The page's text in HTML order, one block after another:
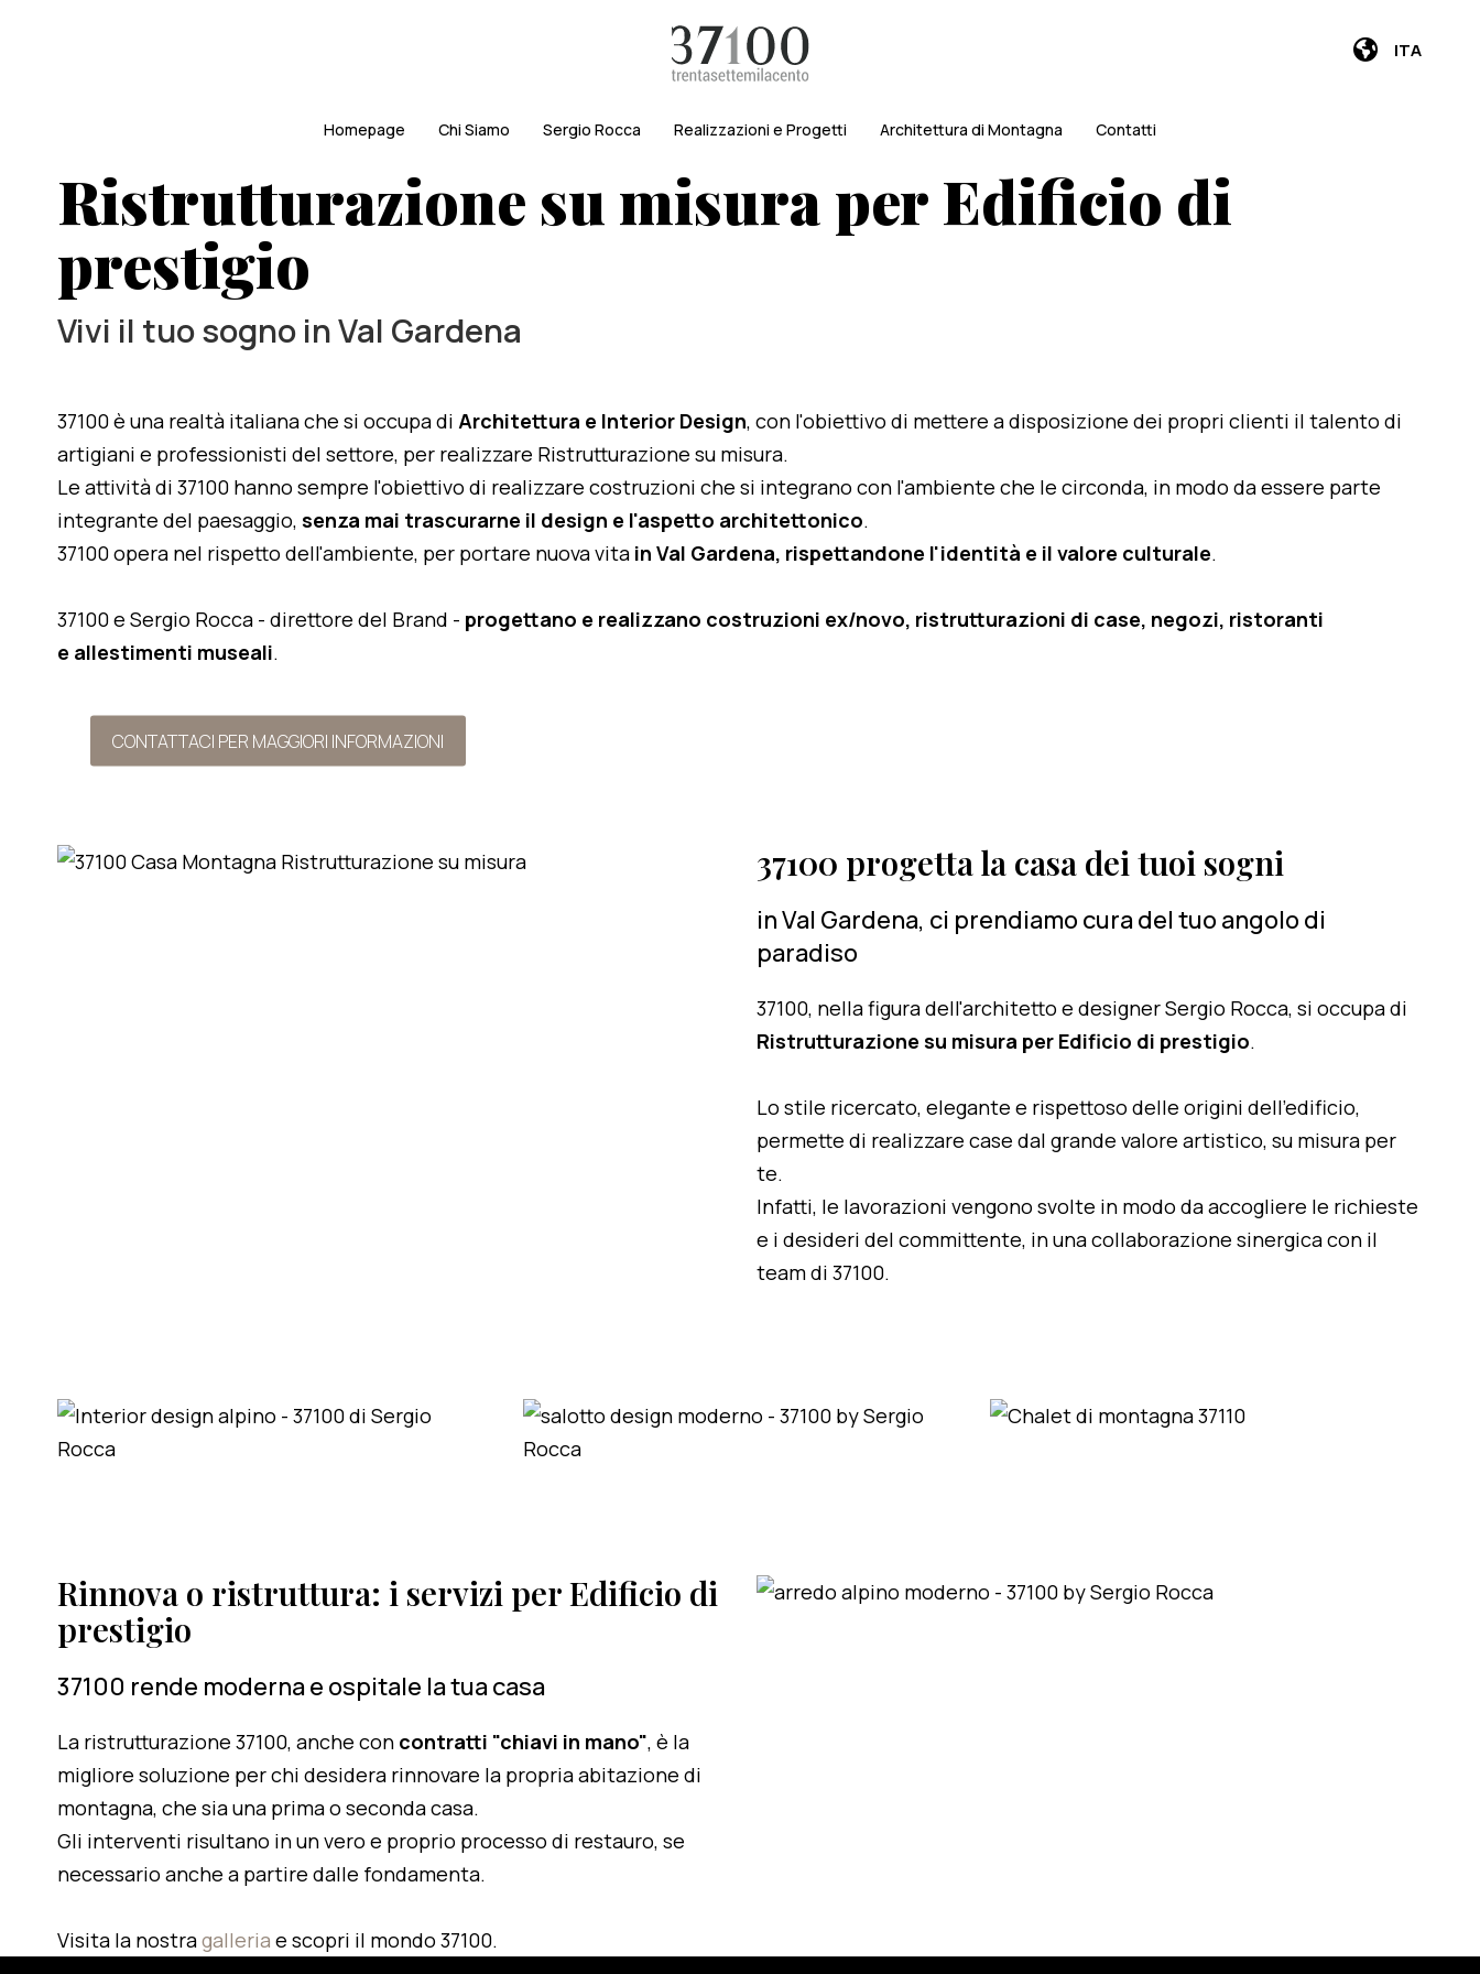
ITA
Homepage Chi Siamo Sergio Rocca Realizzazioni e Progetti Architettura di Montagna Contatti
Ristrutturazione su misura per Edificio di
prestigio
Vivi il tuo sogno in Val Gardena
37100 è una realtà italiana che si occupa di Architettura e Interior Design, con l'obiettivo di mettere a disposizione dei propri clienti il talento di
artigiani e professionisti del settore, per realizzare Ristrutturazione su misura.
Le attività di 37100 hanno sempre l'obiettivo di realizzare costruzioni che si integrano con l'ambiente che le circonda, in modo da essere parte
integrante del paesaggio, senza mai trascurarne il design e l'aspetto architettonico.
37100 opera nel rispetto dell'ambiente, per portare nuova vita in Val Gardena, rispettandone l'identità e il valore culturale.
37100 e Sergio Rocca - direttore del Brand - progettano e realizzano costruzioni ex/novo, ristrutturazioni di case, negozi, ristoranti
e allestimenti museali.
CONTATTACI PER MAGGIORI INFORMAZIONI
37100 progetta la casa dei tuoi sogni
in Val Gardena, ci prendiamo cura del tuo angolo di
paradiso
37100, nella figura dell'architetto e designer Sergio Rocca, si occupa di
Ristrutturazione su misura per Edificio di prestigio.
Lo stile ricercato, elegante e rispettoso delle origini dell'edificio,
permette di realizzare case dal grande valore artistico, su misura per
te.
Infatti, le lavorazioni vengono svolte in modo da accogliere le richieste
e i desideri del committente, in una collaborazione sinergica con il
team di 37100.
Rinnova o ristruttura: i servizi per Edificio di
prestigio
37100 rende moderna e ospitale la tua casa
La ristrutturazione 37100, anche con contratti "chiavi in mano", è la
migliore soluzione per chi desidera rinnovare la propria abitazione di
montagna, che sia una prima o seconda casa.
Gli interventi risultano in un vero e proprio processo di restauro, se
necessario anche a partire dalle fondamenta.
Visita la nostragalleria e scopri il mondo 37100.